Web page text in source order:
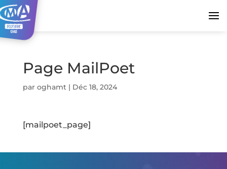
Page MailPoet
par oghamt| Déc 18, 2024
[mailpoet_page]